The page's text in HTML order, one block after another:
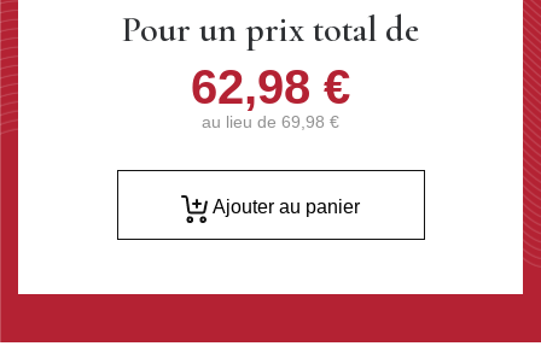
Pour un prix total de
62,98 €
au lieu de 69,98 €
Ajouter au panier